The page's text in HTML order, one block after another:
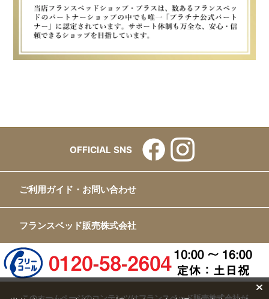
OFFICIAL SNS
ご利用ガイド・お問い合わせ
フランスベッド販売株式会社